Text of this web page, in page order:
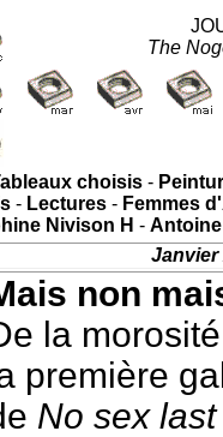
The
choisis -
- Lectures - Femmes
Nivison H -
Janvier
non
la
première
No sex